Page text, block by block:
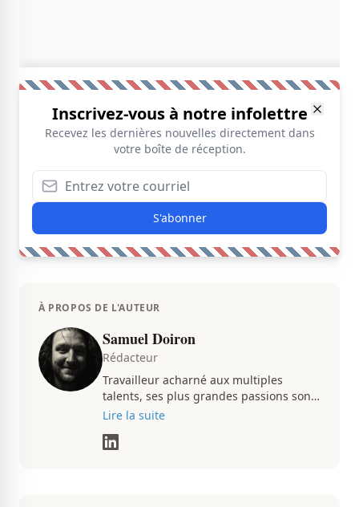
Inscrivez-vous à notre infolettre
Recevez les dernières nouvelles directement dans
votre boîte de réception.
S'abonner
À PROPOS DE L'AUTEUR
Samuel Doiron
Rédacteur
Travailleur acharné aux multiples
talents, ses plus grandes passions sont
le sport ainsi que le showbizz de la
constamment avec beaucoup de
Lire la suite